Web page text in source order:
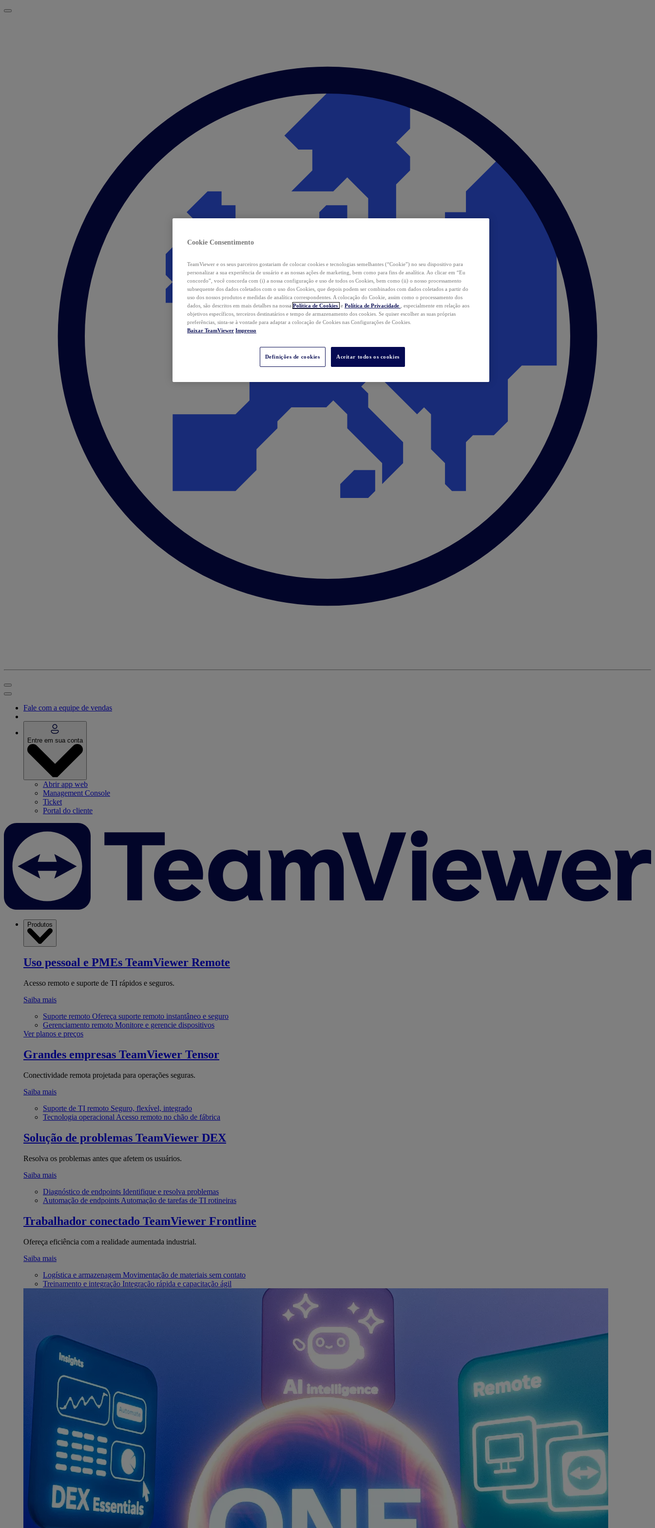
Fale com a equipe de vendas
Entre em sua conta
Abrir app web
Management Console
Ticket
Portal do cliente
Produtos
Uso pessoal e PMEs TeamViewer Remote
Acesso remoto e suporte de TI rápidos e seguros.
Saiba mais
Suporte remoto Ofereça suporte remoto instantâneo e seguro
Gerenciamento remoto Monitore e gerencie dispositivos
Ver planos e preços
Grandes empresas TeamViewer Tensor
Conectividade remota projetada para operações seguras.
Saiba mais
Suporte de TI remoto Seguro, flexível, integrado
Tecnologia operacional Acesso remoto no chão de fábrica
Solução de problemas TeamViewer DEX
Resolva os problemas antes que afetem os usuários.
Saiba mais
Diagnóstico de endpoints Identifique e resolva problemas
Automação de endpoints Automação de tarefas de TI rotineiras
Trabalhador conectado TeamViewer Frontline
Ofereça eficiência com a realidade aumentada industrial.
Saiba mais
Logística e armazenagem Movimentação de materiais sem contato
Treinamento e integração Integração rápida e capacitação ágil
Cookie Consentimento
TeamViewer e os seus parceiros gostariam de colocar cookies e tecnologias semelhantes (“Cookie”) no seu dispositivo para
personalizar a sua experiência de usuário e as nossas ações de marketing, bem como para fins de analítica. Ao clicar em “Eu
concordo”, você concorda com (i) a nossa configuração e uso de todos os Cookies, bem como (ii) o nosso processamento
subsequente dos dados coletados com o uso dos Cookies, que depois podem ser combinados com dados coletados a partir do
uso dos nossos produtos e medidas de analítica correspondentes. A colocação do Cookie, assim como o processamento dos
dados, são descritos em mais detalhes na nossa Política de Cookies e Política de Privacidade
, especialmente em relação aos
objetivos específicos, terceiros destinatários e tempo de armazenamento dos cookies. Se quiser escolher as suas próprias
preferências, sinta-se à vontade para adaptar a colocação de Cookies nas Configurações de Cookies.
Baixar TeamViewer Impresso
Definições de cookies Aceitar todos os cookies